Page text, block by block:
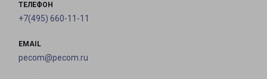
ТЕЛЕФОН
+7(495) 660-11-11
EMAIL
pecom@pecom.ru